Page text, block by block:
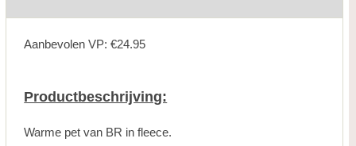
Aanbevolen VP: €24.95
Productbeschrijving:
Warme pet van BR in fleece.